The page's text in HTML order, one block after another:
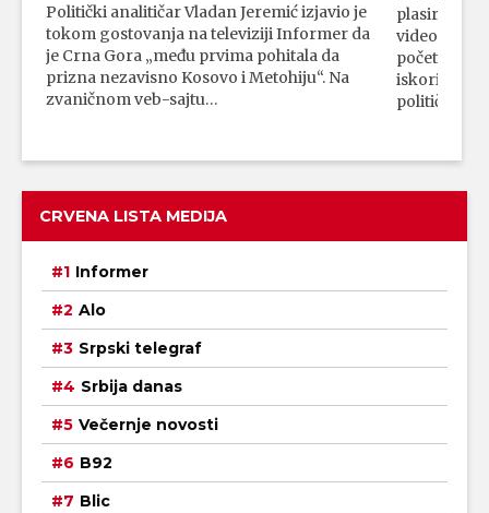
Politički analitičar Vladan Jeremić izjavio je
tokom gostovanja na televiziji Informer da
je Crna Gora „među prvima pohitala da
prizna nezavisno Kosovo i Metohiju“. Na
zvaničnom veb-sajtu…
plasirali su
video-
početka
iskorišćava
političkim
CRVENA LISTA MEDIJA
Informer
Alo
Srpski telegraf
Srbija danas
Večernje novosti
B92
Blic